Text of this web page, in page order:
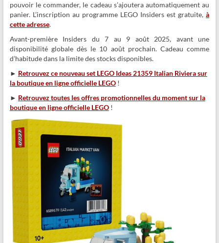
pouvoir le commander, le cadeau s’ajoutera automatiquement au
panier. L’inscription au programme LEGO Insiders est gratuite,à
cette adresse.
Avant-première Insiders du 7 au 9 août 2025, avant une
disponibilité globale dès le 10 août prochain. Cadeau comme
d’habitude dans la limite des stocks disponibles.
► Retrouvez ce nouveau set LEGO Ideas 21359 Italian Riviera sur
la boutique en ligne officielle LEGO!
► Retrouvez toutes les offres promotionnelles du moment sur la
boutique en ligne officielle LEGO!